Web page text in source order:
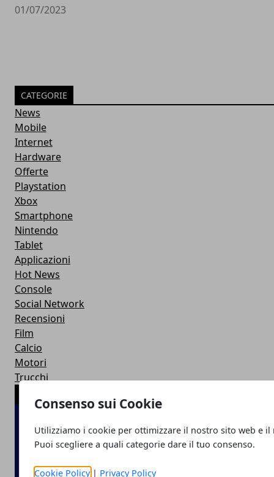
Consenso sui Cookie
Utilizziamo i cookie per ottimizzare il nostro sito web e il
Puoi scegliere a quali categorie dare il tuo consenso.
Cookie Policy| Privacy Policy
01/07/2023
CATEGORIE
News
Mobile
Internet
Hardware
Offerte
Playstation
Xbox
Smartphone
Nintendo
Tablet
Applicazioni
Hot News
Console
Social Network
Recensioni
Film
Calcio
Motori
Trucchi